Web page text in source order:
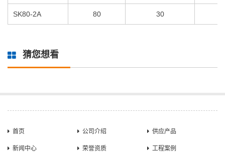
SK80-2A 80 30
猜您想看
首页 公司介绍 供应产品
新闻中心 荣誉资质 工程案例